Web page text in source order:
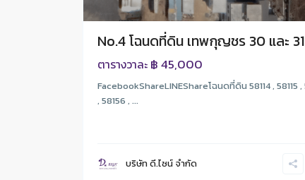
No.4 โฉนดที่ดิน เทพกุญชร 30 และ 31
ตารางวาละ ฿ 45,000
FacebookShareLINEShareโฉนดที่ดิน 58114 , 58115 ,
, 58156 , ...
บริษัท ดี.ไซน์ จํากัด